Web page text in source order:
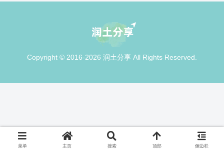
Copyright © 2016-2026 润土分享 All Rights Reserved.
菜单 主页 搜索 顶部 侧边栏